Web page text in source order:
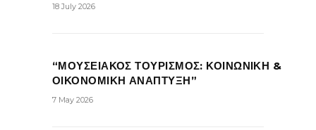
18 July 2026
“ΜΟΥΣΕΙΑΚΟΣ ΤΟΥΡΙΣΜΟΣ: ΚΟΙΝΩΝΙΚΗ &
ΟΙΚΟΝΟΜΙΚΗ ΑΝΑΠΤΥΞΗ”
7 May 2026